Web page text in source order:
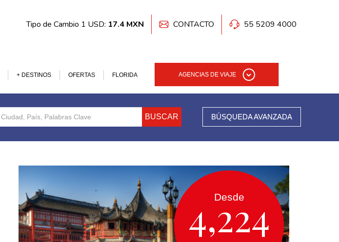
Tipo de Cambio 1 USD: 17.4 MXN CONTACTO 55 5209 4000
+ DESTINOS OFERTAS FLORIDA AGENCIAS DE VIAJE
BUSCAR BÚSQUEDA AVANZADA
Desde
4,224